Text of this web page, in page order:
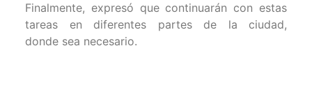
Finalmente, expresó que continuarán con estas
tareas en diferentes partes de la ciudad,
donde sea necesario.